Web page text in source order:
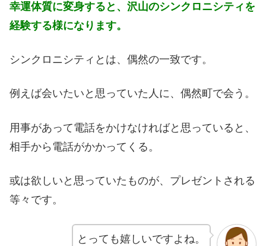
幸運体質に変身すると、沢山のシンクロニシティを
経験する様になります。
シンクロニシティとは、偶然の一致です。
例えば会いたいと思っていた人に、偶然町で会う。
用事があって電話をかけなければと思っていると、
相手から電話がかかってくる。
或は欲しいと思っていたものが、プレゼントされる
等々です。
とっても嬉しいですよね。